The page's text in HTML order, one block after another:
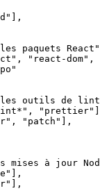
" ],
paquets React "
" , " react-dom" ,
"
les outils de lint
" , " prettier"
" , " patch " ],
mises à jour
" ],
" ],